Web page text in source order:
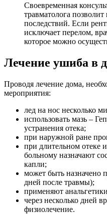
Своевременная
травматолога
последствий. Если
исключает перелом,
которое можно
Лечение ушиба в
Проводя лечение дома,
мероприятия:
лед на нос несколько
использовать мазь –
устранения отека;
при наружной ране
при длительном отеке
больному назначают
капли;
может быть назначено
дней после травмы);
применяют
через несколько дней
физиолечение.